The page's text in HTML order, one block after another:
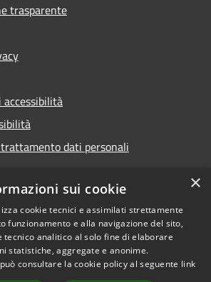
trasparente
accessibilità
dati personali
Copyright © 2026 • Comune di
Pioltello • Powered by
Municipium•Accesso
redazione
×
sui cookie
cookie tecnici e assimilati strettamente
funzionamento e alla navigazione del sito,
tecnico analitico al solo fine di elaborare
statistiche, aggregate e anonime.
consultare la cookie policy al seguente link